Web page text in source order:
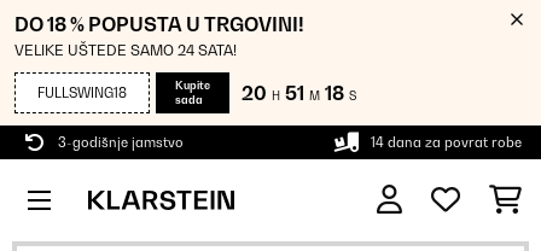
DO 18 % POPUSTA U TRGOVINI!
VELIKE UŠTEDE SAMO 24 SATA!
FULLSWING18
Kupite
sada
20 H 51 M 17 S
3-godišnje jamstvo 14 dana za povrat robe